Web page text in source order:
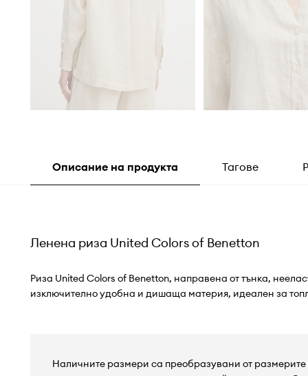
Описание на продукта Тагове
Ленена риза United Colors of Benetton
Риза United Colors of Benetton, направена от тънка,
изключително удобна и дишаща материя, идеален за
Наличните размери са преобразувани от